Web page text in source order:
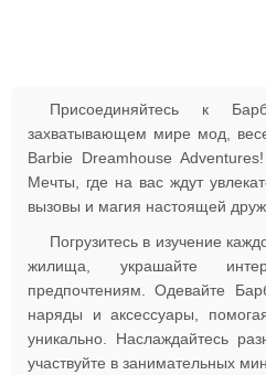
Присоединяйтесь к
захватывающем мире мод,
Barbie Dreamhouse
Мечты, где на вас ждут
вызовы и магия настоящей
Погрузитесь в изучение
жилища, украшайте
предпочтениям. Одевайте
наряды и аксессуары,
уникально. Наслаждайтесь
участвуйте в занимательных